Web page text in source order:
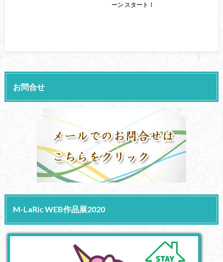
ーン スタート！
お問合せ
M-LaRic WEB作品展2020